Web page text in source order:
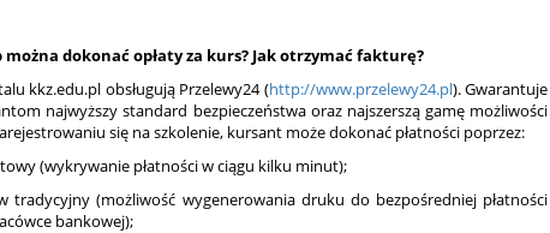
można dokonać opłaty za kurs? Jak otrzymać fakturę?
kkz.edu.pl obsługują Przelewy24 (http://www.przelewy24.pl). Gwarantuje
najwyższy standard bezpieczeństwa oraz najszerszą gamę możliwości
się na szkolenie, kursant może dokonać płatności poprzez:
(wykrywanie płatności w ciągu kilku minut);
tradycyjny (możliwość wygenerowania druku do bezpośredniej płatności
bankowej);